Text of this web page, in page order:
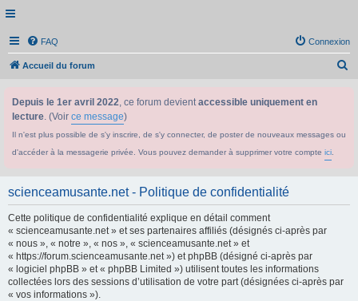
FAQ Connexion
Accueil du forum
Depuis le 1er avril 2022, ce forum devientaccessible uniquement en
lecture. (Voir ce message)
Il n'est plus possible de s'y inscrire, de s'y connecter, de poster de nouveaux messages ou
d'accéder à la messagerie privée. Vous pouvez demander à supprimer votre compte ici
scienceamusante.net - Politique de confidentialité
Cette politique de confidentialité explique en détail comment
« scienceamusante.net » et ses partenaires affiliés (désignés ci-après par
« nous », « notre », « nos », « scienceamusante.net » et
« https://forum.scienceamusante.net ») et phpBB (désigné ci-après par
« logiciel phpBB » et « phpBB Limited ») utilisent toutes les informations
collectées lors des sessions d’utilisation de votre part (désignées ci-après par
« vos informations »).